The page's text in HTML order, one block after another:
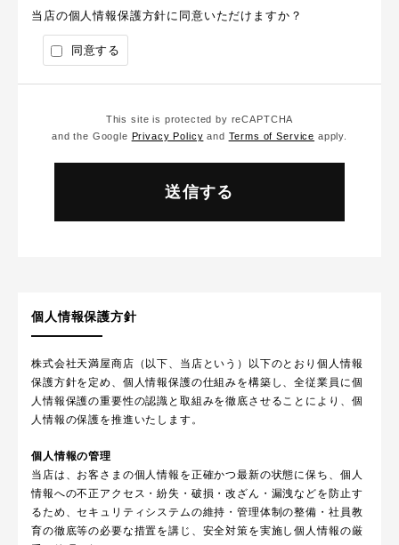
当店の個人情報保護方針に同意いただけますか？
同意する
This site is protected by reCAPTCHA
and the Google Privacy Policy and Terms of Service apply.
個人情報保護方針
株式会社天満屋商店（以下、当店という）以下のとおり個人情報
保護方針を定め、個人情報保護の仕組みを構築し、全従業員に個
人情報保護の重要性の認識と取組みを徹底させることにより、個
人情報の保護を推進いたします。
個人情報の管理
当店は、お客さまの個人情報を正確かつ最新の状態に保ち、個人
情報への不正アクセス・紛失・破損・改ざん・漏洩などを防止す
るため、セキュリティシステムの維持・管理体制の整備・社員教
育の徹底等の必要な措置を講じ、安全対策を実施し個人情報の厳